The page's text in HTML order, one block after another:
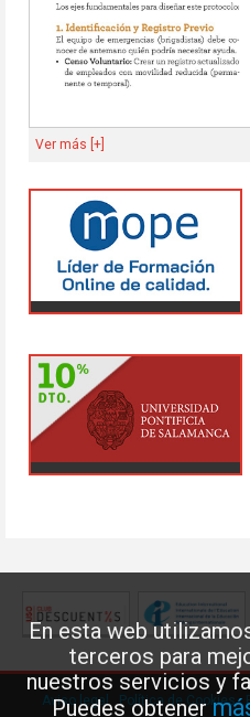
En esta web
terceros para
nuestros servicios y
Puedes obtener
Ver más [+]
Aviso legal·Política de Cookies·